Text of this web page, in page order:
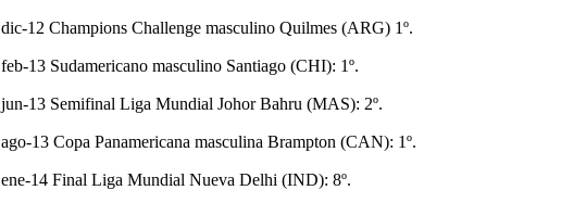
dic-12 Champions Challenge masculino Quilmes (ARG) 1º.
feb-13 Sudamericano masculino Santiago (CHI): 1º.
jun-13 Semifinal Liga Mundial Johor Bahru (MAS): 2º.
ago-13 Copa Panamericana masculina Brampton (CAN): 1º.
ene-14 Final Liga Mundial Nueva Delhi (IND): 8º.